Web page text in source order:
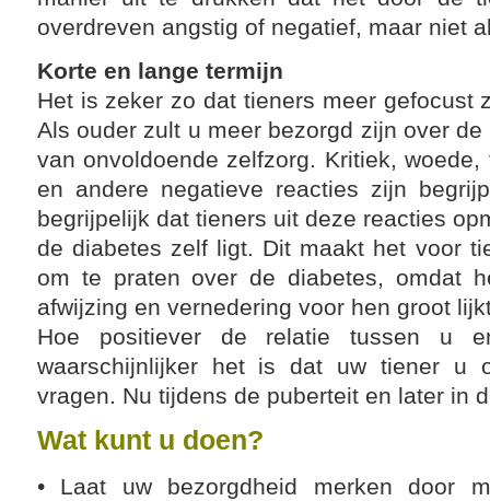
overdreven angstig of negatief, maar niet
Korte en lange termijn
Het is zeker zo dat tieners meer gefocust
Als ouder zult u meer bezorgd zijn over
van onvoldoende zelfzorg. Kritiek,
en andere negatieve reacties zijn
begrijpelijk dat tieners uit deze reacties
de diabetes zelf ligt. Dit maakt het voor
om te praten over de diabetes, omdat
afwijzing en vernedering voor hen groot
Hoe positiever de relatie tussen u
waarschijnlijker het is dat uw tiener u
vragen. Nu tijdens de puberteit en later in
Wat kunt u doen?
• Laat uw bezorgdheid merken door